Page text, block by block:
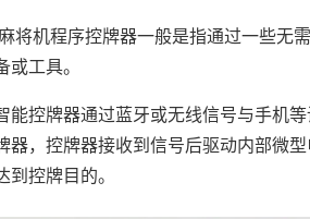
将机程序控牌器一般是指通过一些无
工具。
能控牌器通过蓝牙或无线信号与手机
，控牌器接收到信号后驱动内部微
控牌目的。